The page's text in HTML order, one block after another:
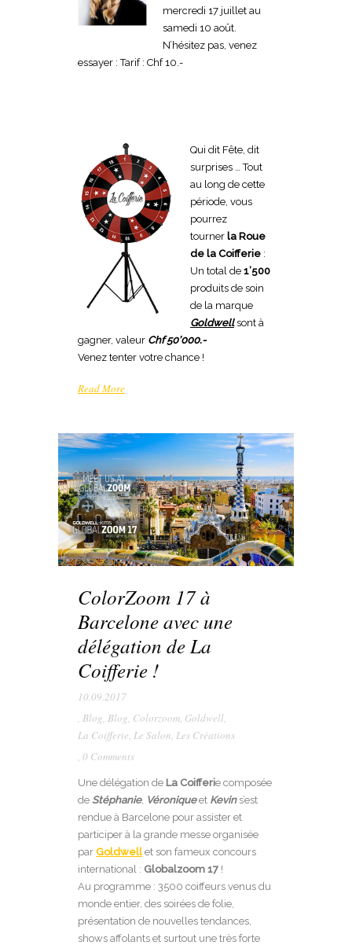
mercredi 17 juillet au
samedi 10 août.
N’hésitez pas, venez
essayer :Tarif : Chf 10.-
Qui dit Fête, dit
surprises … Tout
au long de cette
période, vous
pourrez
tourner la Roue
de la Coifferie :
Un total de 1’500
produits de soin
de la marque
Goldwellsont à
gagner, valeur Chf 50’000.-
Venez tenter votre chance !
Read More
ColorZoom 17 à
Barcelone avec une
délégation de La
Coifferie !
10.09.2017
, Blog, Blog, Colorzoom, Goldwell,
La Coifferie, Le Salon, Les Créations
, 0 Comments
Une délégation de La Coifferie composée
de Stéphanie, Véroniqueet Kevins’est
rendue à Barcelone pour assister et
participer à la grande messe organisée
par Goldwell et son fameux concours
international : Globalzoom 17 !
Au programme : 3500 coiffeurs venus du
monde entier, des soirées de folie,
présentation de nouvelles tendances,
shows affolants et surtout une très forte